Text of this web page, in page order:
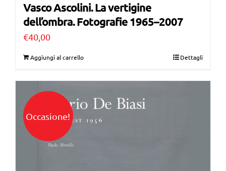
Vasco Ascolini. La vertigine
dell’ombra. Fotografie 1965–2007
€40,00
Aggiungi al carrello Dettagli
Occasione!